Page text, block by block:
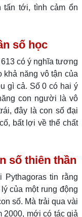
tấn tới, tình cảm ổn
số học
có ý nghĩa tương
năng vô tận của
gì cả. Số 0 có hai ý
con người là vô
đây là con số đại
bất lợi về thể chất
số thiên thần
Pythagoras tin rằng
của một rung động
số. Mà trải qua vài
2000, mới có tác giả